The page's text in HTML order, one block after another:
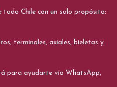
todo Chile con un solo propósito:
terminales, axiales, bieletas y
para ayudarte vía WhatsApp,